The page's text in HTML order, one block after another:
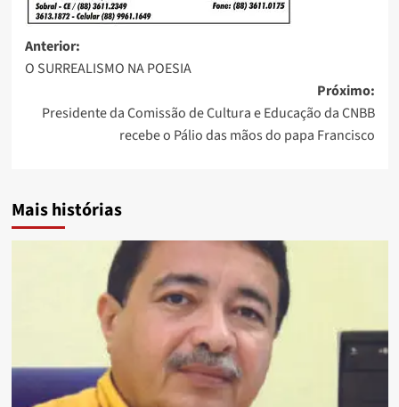
Anterior:
O SURREALISMO NA POESIA
Próximo:
Presidente da Comissão de Cultura e Educação da CNBB
recebe o Pálio das mãos do papa Francisco
Mais histórias